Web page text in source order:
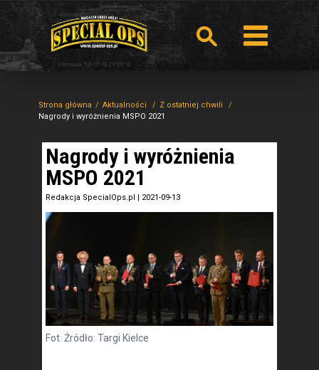
Strona główna Aktualności
Z ostatniej chwili
Nagrody i wyróżnienia MSPO 2021
Nagrody i wyróżnienia
MSPO 2021
Redakcja SpecialOps.pl | 2021-09-13
Fot. Źródło: Targi Kielce